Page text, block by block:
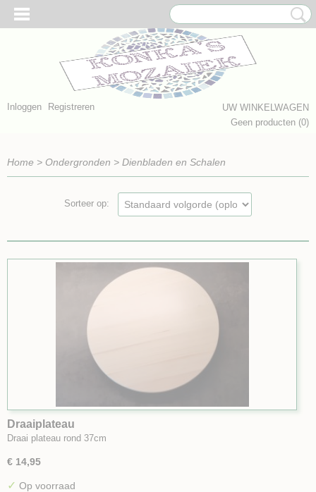
Inloggen Registreren
UW WINKELWAGEN
Geen producten (0)
Home > Ondergronden > Dienbladen en Schalen
Sorteer op:
Draaiplateau
Draai plateau rond 37cm
€ 14,95
✓ Op voorraad